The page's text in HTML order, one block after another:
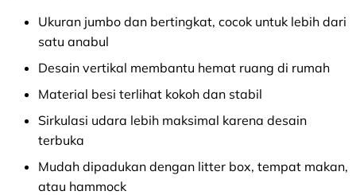
Ukuran jumbo dan bertingkat, cocok untuk lebih dari
satu anabul
Desain vertikal membantu hemat ruang di rumah
Material besi terlihat kokoh dan stabil
Sirkulasi udara lebih maksimal karena desain
terbuka
Mudah dipadukan dengan litter box, tempat makan,
atau hammock